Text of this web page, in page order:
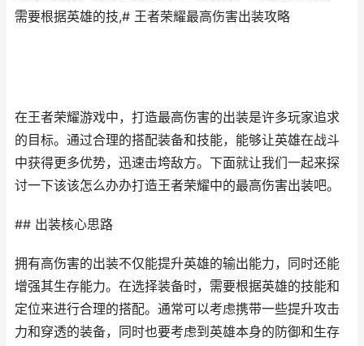
需要根据英雄的技,# 王者荣耀最高伤害出装攻略
在王者荣耀游戏中，打造最高伤害的出装是许多玩家追求
的目标。通过合理的搭配装备和技能，能够让英雄在战斗
中获得更多优势，迅速击垮敌方。下面就让我们一起来探
讨一下该该怎么办办打造王者荣耀中的最高伤害出装吧。
## 出装核心思路
拥有高伤害的出装不仅能提升英雄的输出能力，同时还能
增强其生存能力。在选择装备时，需要根据英雄的技能和
定位来进行合理的搭配。通常可以考虑携带一些提升攻击
力和穿透的装备，同时也要考虑到英雄本身的防御和生存